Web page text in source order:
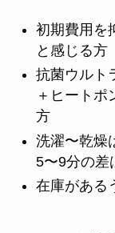
初期費用を
と感じる方
抗菌ウルト
＋ヒートポ
方
洗濯〜乾燥
5〜9分の差
在庫がある